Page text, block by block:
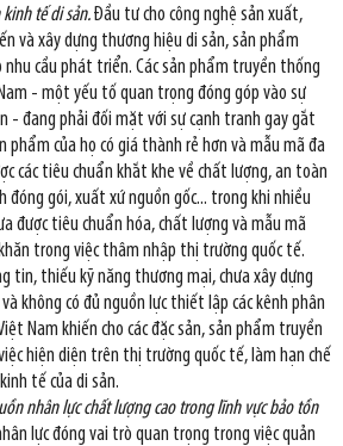
tế di sản.Đầu tư cho công nghệ sản xuất,
và xây dựng thương hiệu di sản, sản phẩm
cầu phát triển. Các sản phẩm truyền thống
- một yếu tố quan trọng đóng góp vào sự
- đang phải đối mặt với sự cạnh tranh gay gắt
phẩm của họ có giá thành rẻ hơn và mẫu mã đa
các tiêu chuẩn khắt khe về chất lượng, an toàn
đóng gói, xuất xứ nguồn gốc... trong khi nhiều
được tiêu chuẩn hóa, chất lượng và mẫu mã
trong việc thâm nhập thị trường quốc tế.
tin, thiếu kỹ năng thương mại, chưa xây dựng
không có đủ nguồn lực thiết lập các kênh phân
Nam khiến cho các đặc sản, sản phẩm truyền
hiện diện trên thị trường quốc tế, làm hạn chế
tế của di sản.
nhân lực chất lượng cao trong lĩnh vực bảo tồn
lực đóng vai trò quan trọng trong việc quản